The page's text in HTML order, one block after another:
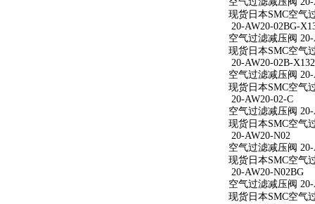
现货日本SMC空气
20-AW20-02BG-
空气过滤减压阀
现货日本SMC空气
20-AW20-02B-X132
空气过滤减压阀
现货日本SMC空气
20-AW20-02-C
空气过滤减压阀 20-
现货日本SMC空气
20-AW20-N02
空气过滤减压阀
现货日本SMC空气
20-AW20-N02BG
空气过滤减压阀
现货日本SMC空气